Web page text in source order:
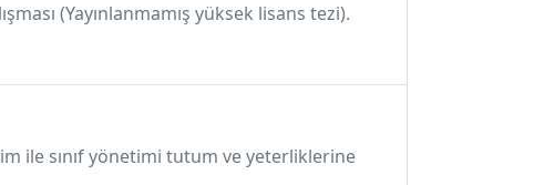
(Yayınlanmamış yüksek lisans tezi).
ile sınıf yönetimi tutum ve yeterliklerine